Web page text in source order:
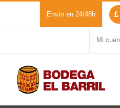
Envío en 24/48h
Mi